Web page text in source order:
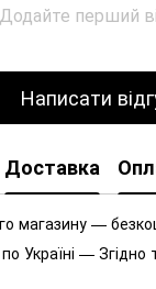
Додайте перший
Написати
Доставка
магазину —
Україні — Згідно